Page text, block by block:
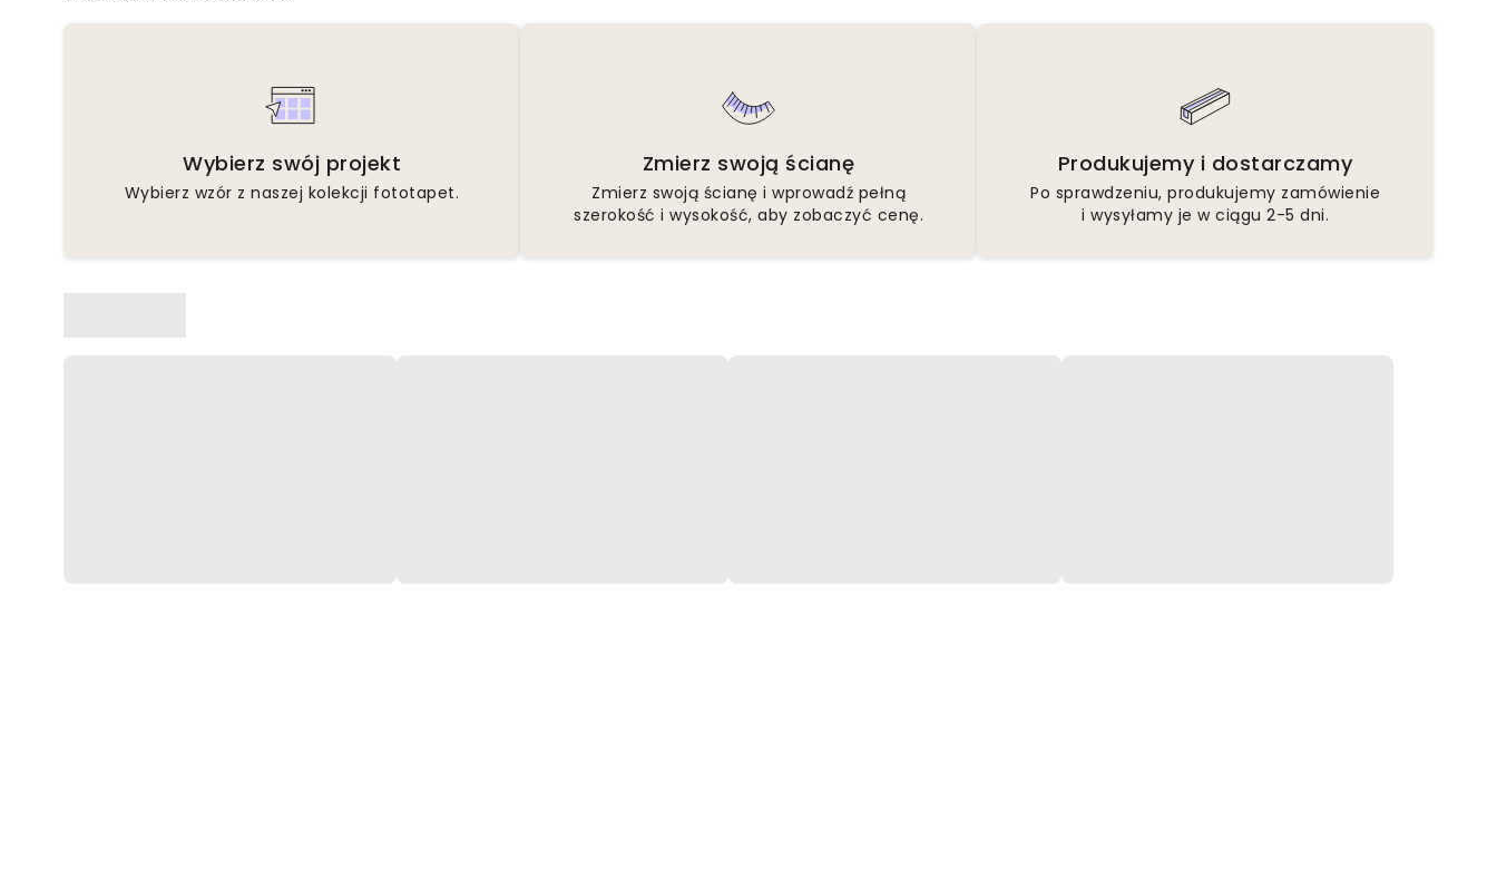
Wybierz swój projekt
Wybierz wzór z naszej kolekcji fototapet.
Zmierz swoją ścianę
Zmierz swoją ścianę i wprowadź pełną
szerokość i wysokość, aby zobaczyć cenę.
Produkujemy i dostarczamy
Po sprawdzeniu, produkujemy zamówienie
i wysyłamy je w ciągu 2-5 dni.